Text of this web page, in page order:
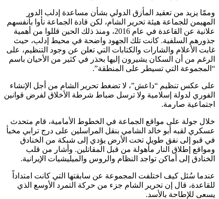
وممّا يزيد من تعقيد المأزق الدولي بشأن مساعدة إدلب الدور
المهيمن للجماعة هيئة تحرير الشام، لكن قادة الجماعة نأوا بأنفسهم
علانية عن القاعدة في عام 2016، ومنذ ذلك الحين قللوا من أهمية
جذورهم السلفية. كانت تلك الجهود واضحة في محيط إدلب، حيث
غابت الأعلام والشارات والكتابات التي تعلن عن وجود التنظيم، على
الرغم من أن السكان يشيرون إليها بحذر في كثير من الأحيان باسم
“المجموعة التي تسيطر على المنطقة”.
على عكس تنظيم “داعش”، لا تضغط تحرير الشام من أجل الإنشاء
الفوري لدولة إسلامية ولا ترسل ضباط شرطة الأخلاق لفرض قوانين
اجتماعية صارمة.
خلال جولة على مواقع الجماعة في الخطوط الأمامية، قام متحدث
عسكري لقبه أبو خالد الشامي بنقل المراسلين على درج ترابي مخبأ
في قبو إلى نفق طويل تحت الأرض يؤدي إلى شبكة من الخنادق
ومواقع إطلاق النار مأهولة من قبل المقاتلين. وأشار من قلب
الخنادق إلى أماكن تواجد النظام والروس والميليشيات الإيرانية.
عندما سُئل كيف اختلفت المجموعة عن سابقتها التي كانت امتداداً
للقاعدة، قال إن تحرير الشام جزء من حركة التمرد الأوسع الذي
يسعى للإطاحة بالأسد.